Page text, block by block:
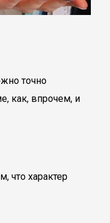
точно
как, впрочем, и
что характер